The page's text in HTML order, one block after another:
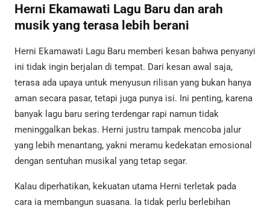
Herni Ekamawati Lagu Baru dan arah
musik yang terasa lebih berani
Herni Ekamawati Lagu Baru memberi kesan bahwa penyanyi
ini tidak ingin berjalan di tempat. Dari kesan awal saja,
terasa ada upaya untuk menyusun rilisan yang bukan hanya
aman secara pasar, tetapi juga punya isi. Ini penting, karena
banyak lagu baru sering terdengar rapi namun tidak
meninggalkan bekas. Herni justru tampak mencoba jalur
yang lebih menantang, yakni meramu kedekatan emosional
dengan sentuhan musikal yang tetap segar.
Kalau diperhatikan, kekuatan utama Herni terletak pada
cara ia membangun suasana. Ia tidak perlu berlebihan